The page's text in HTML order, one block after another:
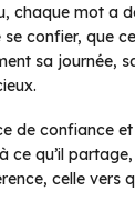
chaque mot a
confier, que
sa journée,
de confiance
ce qu’il
celle vers